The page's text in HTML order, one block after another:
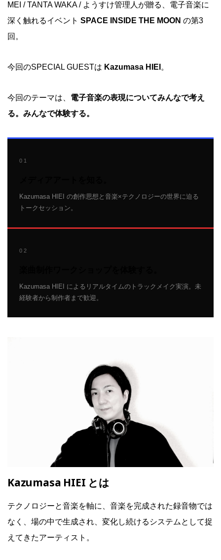
MEI / TANTA WAKA / ようすけ管理人が贈る、電子音楽に
深く触れるイベント SPACE INSIDE THE MOON の第3
回。
今回のSPECIAL GUESTは Kazumasa HIEI 。
今回のテーマは、 電子音楽の表現についてみんなで考え
る。みんなで体験する。
01
Kazumasa HIEI の創作思想と音楽×テクノロジーの世界に迫る
トークセッション。
02
Kazumasa HIEI によるリアルタイムのトラックメイク実演。未
経験者から制作者まで歓迎。
Kazumasa HIEI とは
テクノロジーと音楽を軸に、音楽を完成された録音物では
なく、場の中で生成され、変化し続けるシステムとして捉
えてきたアーティスト。